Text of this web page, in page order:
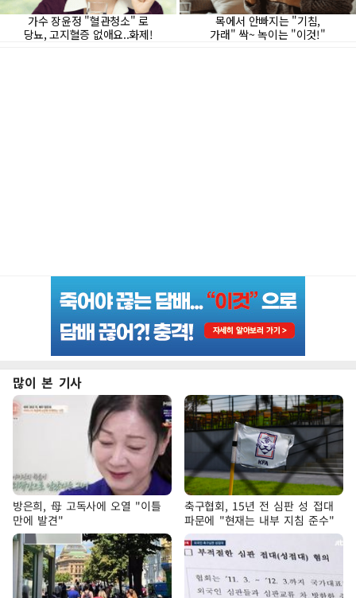
많이 본 기사
방은희, 母 고독사에 오열 "이틀
만에 발견"
축구협회, 15년 전 심판 성 접대
파문에 "현재는 내부 지침 준수"